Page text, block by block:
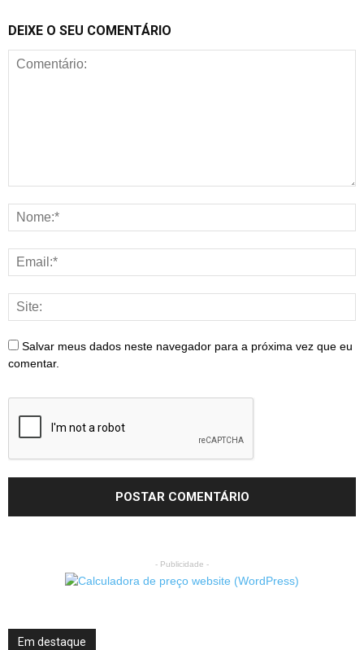
DEIXE O SEU COMENTÁRIO
Salvar meus dados neste navegador para a próxima vez que eu
comentar.
- Publicidade -
Em destaque